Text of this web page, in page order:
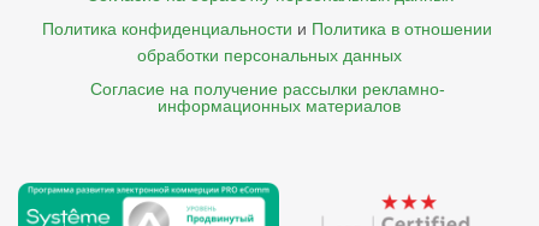
Политика конфиденциальности и Политика в отношении
обработки персональных данных
Согласие на получение рассылки рекламно-
    информационных материалов